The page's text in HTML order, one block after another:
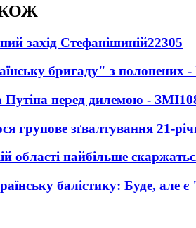
захід Стефанішиній22305
бригаду" з полонених -
Путіна перед дилемою - ЗМІ
групове зґвалтування 21-
області найбільше
балістику: Буде, але